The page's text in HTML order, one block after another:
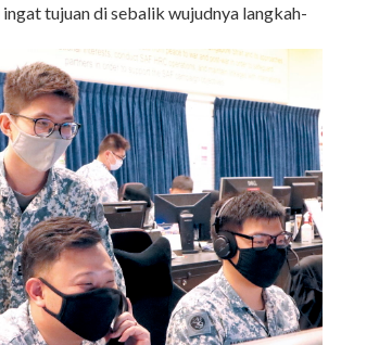
tujuan di sebalik wujudnya langkah-